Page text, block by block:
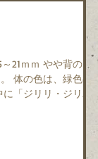
ｍｍ やや背の高
体の色は、緑色の
「ジリリ・ジリ